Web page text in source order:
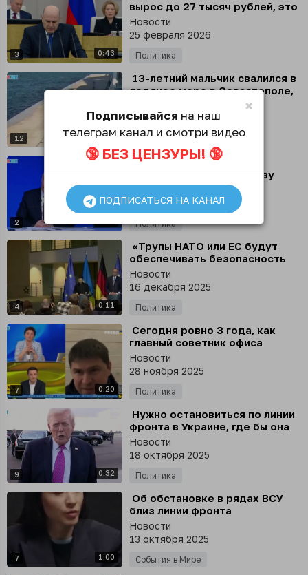
3 0:43
вырос до 27 тысяч рублей, это
затронуло более 4,5 млн
жителей страны, заявил
Михаил Мишустин
Новости
25 февраля 2026
Политика
12 0:36
⁣ 13-летний мальчик свалился в
ледяное море в Севастополе,
видео инцидента показал
губернатор Михаил Развожаев
21 января 2026
Общество
2
⁣ Россия превосходит
противника по количеству
дронов на всех участках
фронта, заявил Владимир
Путин
19 декабря 2025
Политика
4 0:11
⁣ «Трупы НАТО или ЕС будут
обеспечивать безопасность
там, где теперь заморожена
линия фронта»
Новости
16 декабря 2025
Политика
7 0:20
⁣ Сегодня ровно 3 года, как
главный советник офиса
Зеленского Михаил Подоляк
пообещал приехать на
набережную Ялты
Новости
28 ноября 2025
Политика
9 0:32
⁣ Нужно остановиться по линии
фронта в Украине, где бы она
ни проходила - иначе все
станет слишком запутанно
Новости
18 октября 2025
Политика
7 1:00
⁣ Об обстановке в рядах ВСУ
близ линии фронта
Новости
13 октября 2025
События в Мире
×
Подписывайся на наш
телеграм канал и смотри видео
🔞 БЕЗ ЦЕНЗУРЫ! 🔞
ПОДПИСАТЬСЯ НА КАНАЛ